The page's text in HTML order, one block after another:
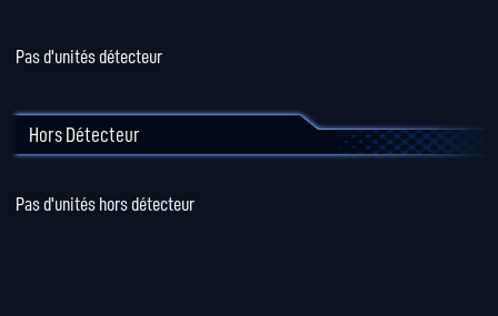
Pas d'unités détecteur
Hors Détecteur
Pas d'unités hors détecteur